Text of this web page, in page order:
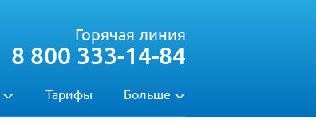
Тарифы Больше
Горячая линия
8 800 333-14-84